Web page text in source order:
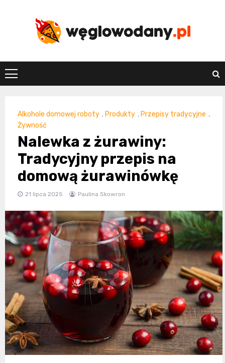
Alkohole domowej roboty ,Produkty ,Przepisy tradycyjne ,
Żywność
Nalewka z żurawiny:
Tradycyjny przepis na
domową żurawinówkę
21 lipca 2025 Paulina Skowron